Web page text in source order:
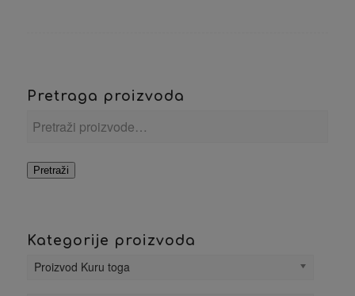
Pretraga proizvoda
Pretraži
Kategorije proizvoda
Proizvod Kuru toga